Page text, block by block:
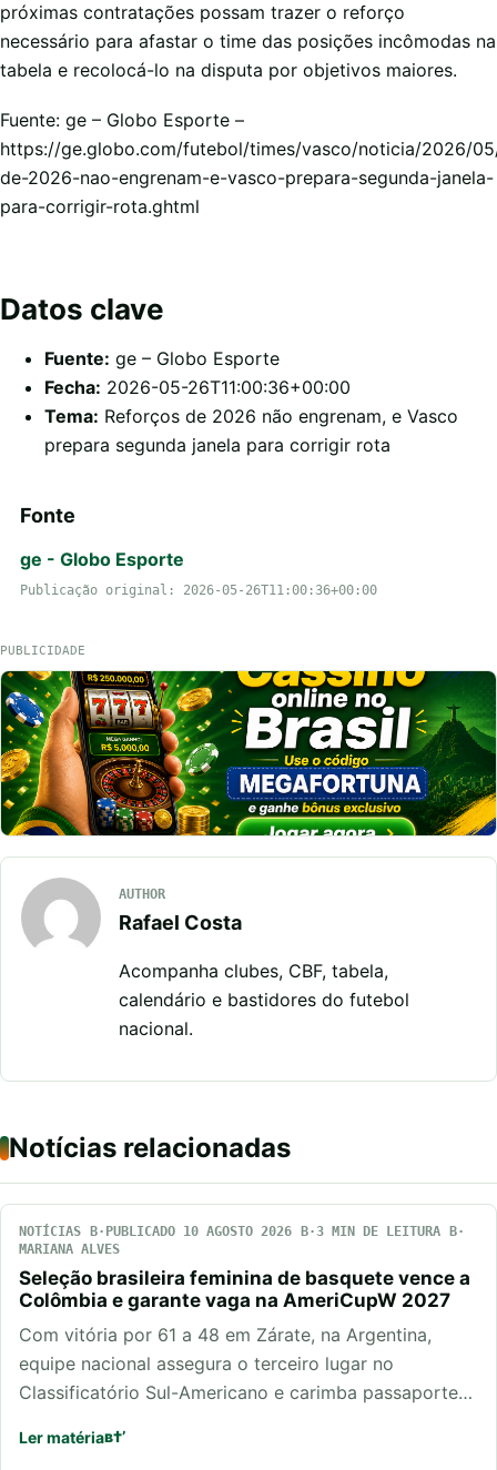
próximas contratações possam trazer o reforço
necessário para afastar o time das posições incômodas na
tabela e recolocá-lo na disputa por objetivos maiores.
Fuente: ge – Globo Esporte –
https://ge.globo.com/futebol/times/vasco/noticia/2026/
de-2026-nao-engrenam-e-vasco-prepara-segunda-janela-
para-corrigir-rota.ghtml
Datos clave
Fuente: ge – Globo Esporte
Fecha: 2026-05-26T11:00:36+00:00
Tema: Reforços de 2026 não engrenam, e Vasco
prepara segunda janela para corrigir rota
Fonte
ge - Globo Esporte
Publicação original: 2026-05-26T11:00:36+00:00
PUBLICIDADE
AUTHOR
Rafael Costa
Acompanha clubes, CBF, tabela,
calendário e bastidores do futebol
nacional.
Notícias relacionadas
NOTÍCIAS PUBLICADO 10 AGOSTO 2026
3 MIN DE LEITURA
MARIANA ALVES
Seleção brasileira feminina de basquete vence a
Colômbia e garante vaga na AmeriCupW 2027
Com vitória por 61 a 48 em Zárate, na Argentina,
equipe nacional assegura o terceiro lugar no
Classificatório Sul-Americano e carimba passaporte…
Ler matéria